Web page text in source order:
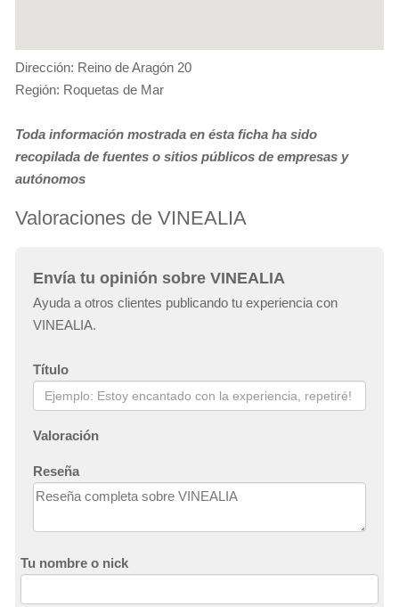
Dirección: Reino de Aragón 20
Región: Roquetas de Mar
Toda información mostrada en ésta ficha ha sido
recopilada de fuentes o sitios públicos de empresas y
autónomos
Valoraciones de VINEALIA
Envía tu opinión sobre VINEALIA
Ayuda a otros clientes publicando tu experiencia con
VINEALIA.
Título
Valoración
Reseña
Tu nombre o nick